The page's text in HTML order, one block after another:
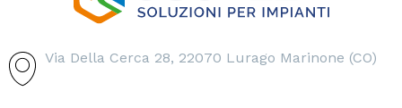
Via Della Cerca 28, 22070 Lurago Marinone (CO)